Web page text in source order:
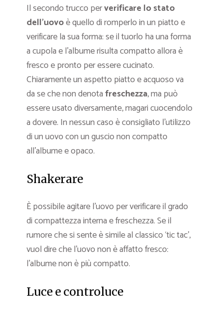
Il secondo trucco perverificare lo stato
dell’uovoè quello di romperlo in un piatto e
verificare la sua forma: se il tuorlo ha una forma
a cupola e l’albume risulta compatto allora è
fresco e pronto per essere cucinato.
Chiaramente un aspetto piatto e acquoso va
da se che non denotafreschezza, ma può
essere usato diversamente, magari cuocendolo
a dovere. In nessun caso è consigliato l’utilizzo
di un uovo con un guscio non compatto
all’albume e opaco.
Shakerare
È possibile agitare l’uovo per verificare il grado
di compattezza interna e freschezza. Se il
rumore che si sente è simile al classico ‘tic tac’,
vuol dire che l’uovo non è affatto fresco:
l’albume non è più compatto.
Luce e controluce